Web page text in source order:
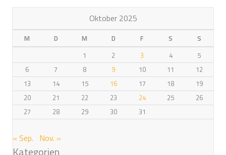
Oktober 2025
M D M D F S
S
1
2 3 4
5
6
7 8 9 10 11
12
13
14 15 16 17 18
19
20
21 22 23 24 25
26
27
28 29 30 31
« Sep. Nov. »
Kategorien